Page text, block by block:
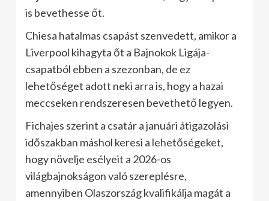
is bevethesse őt.
Chiesa hatalmas csapást szenvedett, amikor a
Liverpool kihagyta őt a Bajnokok Ligája-
csapatból ebben a szezonban, de ez
lehetőséget adott neki arra is, hogy a hazai
meccseken rendszeresen bevethető legyen.
Fichajes szerint a csatár a januári átigazolási
időszakban máshol keresi a lehetőségeket,
hogy növelje esélyeit a 2026-os
világbajnokságon való szereplésre,
amennyiben Olaszország kvalifikálja magát a